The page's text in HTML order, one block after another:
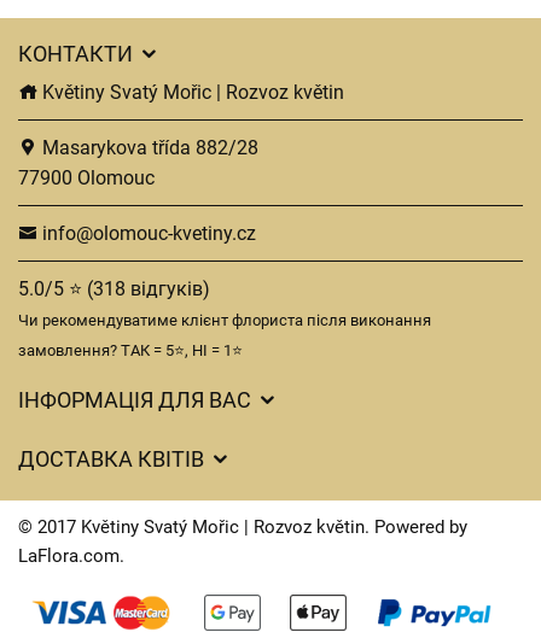
КОНТАКТИ
Květiny Svatý Mořic | Rozvoz květin
Masarykova třída 882/28
77900 Olomouc
info@olomouc-kvetiny.cz
5.0/5 ⭐ (318 відгуків)
Чи рекомендуватиме клієнт флориста після виконання
замовлення? ТАК = 5⭐, НІ = 1⭐
ІНФОРМАЦІЯ ДЛЯ ВАС
Захист персональних даних
Час доставки квітів – огляд можливостей
ДОСТАВКА КВІТІВ
Вартість доставки
Куди ми доставляємо квіти
Контакти
© 2017 Květiny Svatý Mořic | Rozvoz květin. Powered by
LaFlora.com.